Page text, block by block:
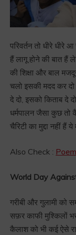
परिवर्तन तो धीरे धीरे
हैं लागू होने की बात हैं
की शिक्षा और बाल
चलो इसकी मदद कर दो
दे दो, इसको किताब दे
धर्मपालन जैसा कुछ
चैरिटी का मुद्दा नहीं हैं
Also Check :
World Day
गरीबी और गुलामी को
सफ़र काफी मुश्किलों
कैलाश को भी कई ऐसे